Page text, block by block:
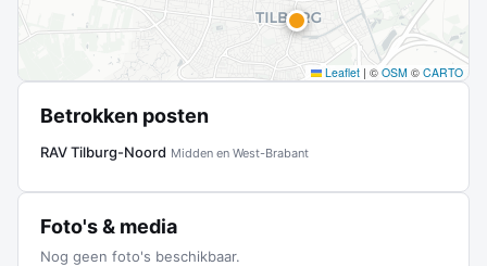
Leaflet | © OSM © CARTO
Betrokken posten
RAV Tilburg-Noord Midden en West-Brabant
Foto's & media
Nog geen foto's beschikbaar.